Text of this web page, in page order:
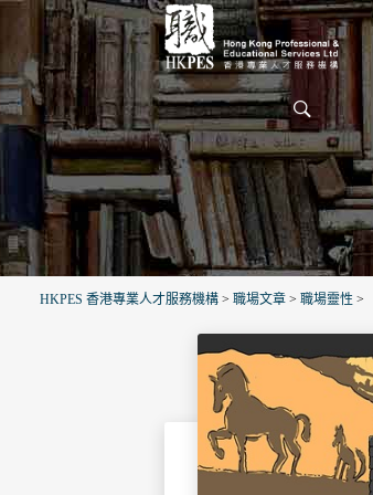
HKPES 香港專業人才服務機構 > 職場文章 > 職場靈性 >